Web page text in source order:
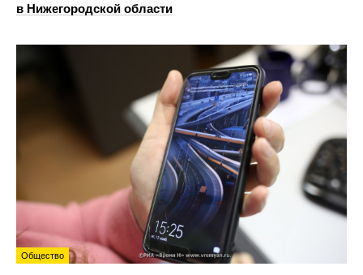
в Нижегородской области
Общество